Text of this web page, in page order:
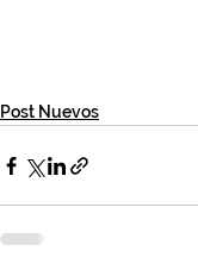
Post Nuevos